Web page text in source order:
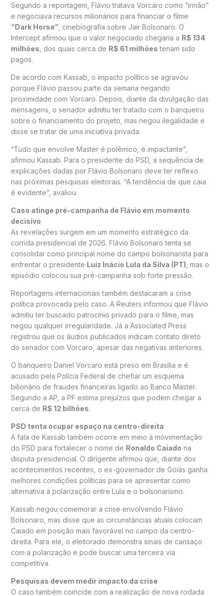
Segundo a reportagem, Flávio tratava Vorcaro como “irmão”
e negociava recursos milionários para financiar o filme
“Dark Horse”, cinebiografia sobre Jair Bolsonaro. O
Intercept afirmou que o valor negociado chegaria a R$ 134
milhões , dos quais cerca de R$ 61 milhões teriam sido
pagos.
De acordo com Kassab, o impacto político se agravou
porque Flávio passou parte da semana negando
proximidade com Vorcaro. Depois, diante da divulgação das
mensagens, o senador admitiu ter tratado com o banqueiro
sobre o financiamento do projeto, mas negou ilegalidade e
disse se tratar de uma iniciativa privada.
“Tudo que envolve Master é polêmico, é impactante”,
afirmou Kassab. Para o presidente do PSD, a sequência de
explicações dadas por Flávio Bolsonaro deve ter reflexo
nas próximas pesquisas eleitorais. “A tendência de que caia
é evidente”, avaliou.
Caso atinge pré-campanha de Flávio em momento
decisivo
As revelações surgem em um momento estratégico da
corrida presidencial de 2026. Flávio Bolsonaro tenta se
consolidar como principal nome do campo bolsonarista para
enfrentar o presidente Luiz Inácio Lula da Silva (PT) , mas o
episódio colocou sua pré-campanha sob forte pressão.
Reportagens internacionais também destacaram a crise
política provocada pelo caso. A Reuters informou que Flávio
admitiu ter buscado patrocínio privado para o filme, mas
negou qualquer irregularidade. Já a Associated Press
registrou que os áudios publicados indicam contato direto
do senador com Vorcaro, apesar das negativas anteriores.
O banqueiro Daniel Vorcaro está preso em Brasília e é
acusado pela Polícia Federal de chefiar um esquema
bilionário de fraudes financeiras ligado ao Banco Master.
Segundo a AP, a PF estima prejuízos que podem chegar a
cerca de R$ 12 bilhões.
PSD tenta ocupar espaço na centro-direita
A fala de Kassab também ocorre em meio à movimentação
do PSD para fortalecer o nome de Ronaldo Caiado na
disputa presidencial. O dirigente afirmou que, diante dos
acontecimentos recentes, o ex-governador de Goiás ganha
melhores condições políticas para se apresentar como
alternativa à polarização entre Lula e o bolsonarismo.
Kassab negou comemorar a crise envolvendo Flávio
Bolsonaro, mas disse que as circunstâncias atuais colocam
Caiado em posição mais favorável no campo da centro-
direita. Para ele, o eleitorado demonstra sinais de cansaço
com a polarização e pode buscar uma terceira via
competitiva.
Pesquisas devem medir impacto da crise
O caso também coincide com a realização de nova rodada